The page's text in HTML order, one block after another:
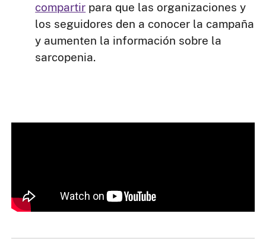
compartir para que las organizaciones y
los seguidores den a conocer la campaña
y aumenten la información sobre la
sarcopenia.